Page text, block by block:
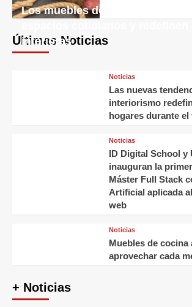
Últimas Noticias
Los muebles decorativos
interiores
Noticias
Las nuevas
interiorismo
hogares durante el
Noticias
ID Digital School y
inauguran la
Máster Full Stack
Artificial aplicada
web
Noticias
Muebles de cocina
aprovechar cada
+ Noticias